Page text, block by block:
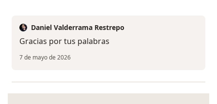
Daniel Valderrama Restrepo
Gracias por tus palabras
7 de mayo de 2026